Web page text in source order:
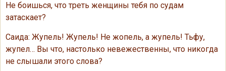
Не боишься, что треть женщины тебя по судам
затаскает?
Саида: Жупель! Жупель! Не жопель, а жупель! Тьфу,
жупел… Вы что, настолько невежественны, что никогда
не слышали этого слова?